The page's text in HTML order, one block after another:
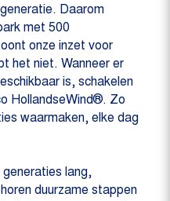
Daarom
met 500
onze inzet voor
het niet. Wanneer er
is, schakelen
HollandseWind®. Zo
waarmaken, elke dag
generaties lang,
duurzame stappen